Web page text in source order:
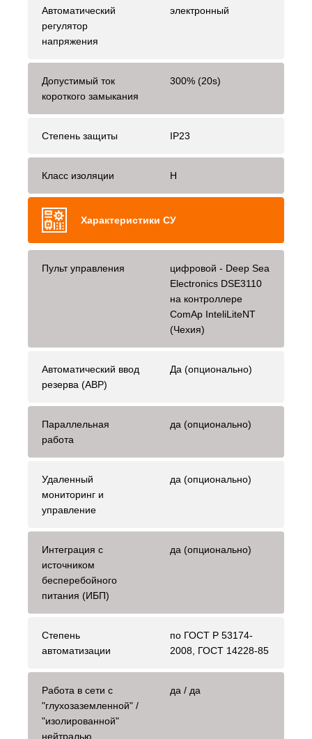
Автоматический
регулятор
напряжения
электронный
Допустимый ток
короткого замыкания
300% (20s)
Степень защиты IP23
Класс изоляции H
Характеристики СУ
Пульт управления
цифровой - Deep Sea
Electronics DSE3110
на контроллере
ComAp InteliLiteNT
(Чехия)
Автоматический ввод
резерва (АВР)
Да (опционально)
Параллельная
работа
да (опционально)
Удаленный
мониторинг и
управление
да (опционально)
Интеграция с
источником
бесперебойного
питания (ИБП)
да (опционально)
Степень
автоматизации
по ГОСТ Р 53174-
2008, ГОСТ 14228-85
Работа в сети с
"глухозаземленной" /
"изолированной"
нейтралью
да / да